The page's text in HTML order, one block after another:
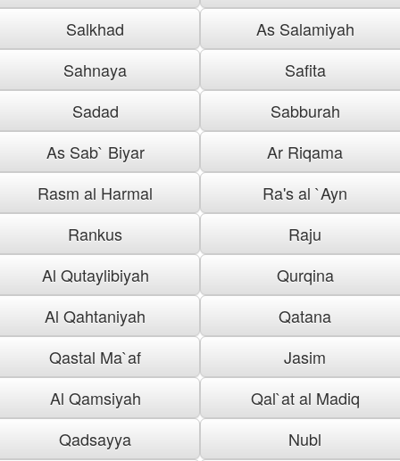
Salkhad
As Salamiyah
Sahnaya
Safita
Sadad
Sabburah
As Sab` Biyar
Ar Riqama
Rasm al Harmal
Ra's al `Ayn
Rankus
Raju
Al Qutaylibiyah
Qurqina
Al Qahtaniyah
Qatana
Qastal Ma`af
Jasim
Al Qamsiyah
Qal`at al Madiq
Qadsayya
Nubl